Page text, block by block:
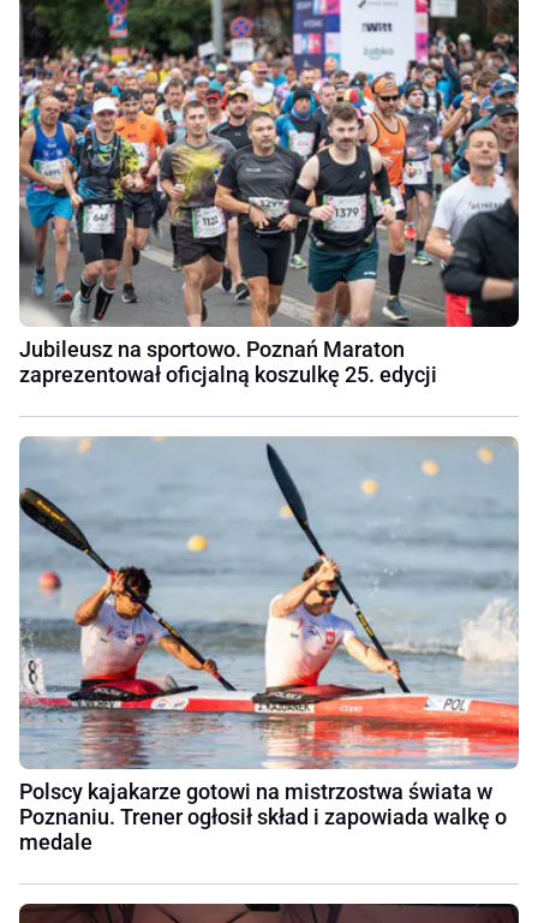
Jubileusz na sportowo. Poznań Maraton
zaprezentował oficjalną koszulkę 25. edycji
Polscy kajakarze gotowi na mistrzostwa świata w
Poznaniu. Trener ogłosił skład i zapowiada walkę o
medale